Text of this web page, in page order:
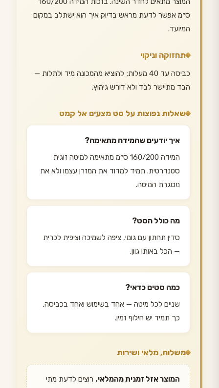
ס״מ אפשר לדעת מראש בדיוק איך הוא ישתלב במקום
המיועד.
תחזוקה וניקוי
כביסה עד 40 מעלות; להוציא מהמכונה מיד ולתלות —
הבד מתיישר לבד ולא דורש גיהוץ.
שאלות נפוצות על סט מצעים אל קמט
איך יודעים שהמידה מתאימה?
המידה 160/200 ס״מ מתאימה למיטה זוגית
סטנדרטית. תמיד למדוד את המזרן עצמו ולא את
מסגרת המיטה.
מה כולל הסט?
סדין תחתון עם גומי, ציפה לשמיכה וציפית לכרית
— הכל באותו גוון.
כמה סטים כדאי?
שניים לכל מיטה — אחד בשימוש ואחד בכביסה,
כך תמיד יש חילוף זמין.
משלוח, מלאי ושירות
המוצר אזל זמנית מהמלאי. רוצים לדעת מתי